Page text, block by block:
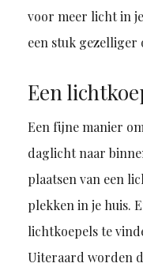
voor meer licht in
een stuk gezelliger
Een
Een fijne manier
daglicht naar
plaatsen van een
plekken in je huis.
lichtkoepels te
Uiteraard worden